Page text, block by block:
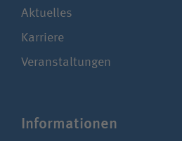
Aktuelles
Karriere
Veranstaltungen
Infor­ma­tionen